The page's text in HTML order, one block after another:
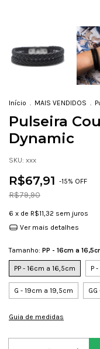
Início . MAIS VENDIDOS .
Pulseira
Dynamic
SKU: xxx
R$67,91 -15% OFF
R$79,90
6 x de R$11,32 sem juros
Ver mais detalhes
Tamanho: PP - 16cm a
PP - 16cm a 16,5cm P
G - 19cm a 19,5cm
Guia de medidas